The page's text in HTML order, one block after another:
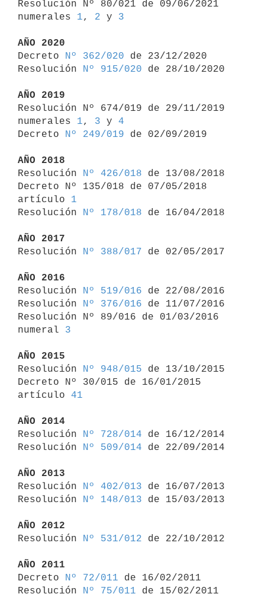
Resolución Nº 80/021 de 09/06/2021
numerales 1, 2 y 3
AÑO 2020
Decreto
Nº 362/020 de 23/12/2020
Resolución
Nº 915/020 de 28/10/2020
AÑO 2019
Resolución Nº 674/019 de 29/11/2019
numerales 1, 3 y 4
Decreto
Nº 249/019 de 02/09/2019
AÑO 2018
Resolución
Nº 426/018 de 13/08/2018
Decreto Nº 135/018 de 07/05/2018
artículo 1
Resolución
Nº 178/018 de 16/04/2018
AÑO 2017
Resolución
Nº 388/017 de 02/05/2017
AÑO 2016
Resolución
Nº 519/016 de 22/08/2016
Resolución
Nº 376/016 de 11/07/2016
Resolución Nº 89/016 de 01/03/2016
numeral 3
AÑO 2015
Resolución
Nº 948/015 de 13/10/2015
Decreto Nº 30/015 de 16/01/2015
artículo 41
AÑO 2014
Resolución
Nº 728/014 de 16/12/2014
Resolución
Nº 509/014 de 22/09/2014
AÑO 2013
Resolución
Nº 402/013 de 16/07/2013
Resolución
Nº 148/013 de 15/03/2013
AÑO 2012
Resolución
Nº 531/012 de 22/10/2012
AÑO 2011
Decreto
Nº 72/011 de 16/02/2011
Resolución
Nº 75/011 de 15/02/2011